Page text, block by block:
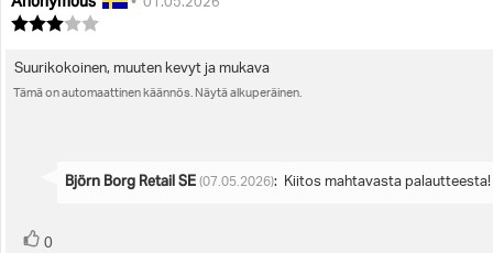
kirjoittaja:
• 01.05.2026
5:sta
tähdestä
Arvostelun
teksti:
Suurikokoinen, muuten kevyt ja mukava
Tämä on automaattinen käännös. Näytä alkuperäinen.
Vastaa:
Björn Borg Retail SE (07.05.2026): Kiitos mahtavasta
Äänestä
0